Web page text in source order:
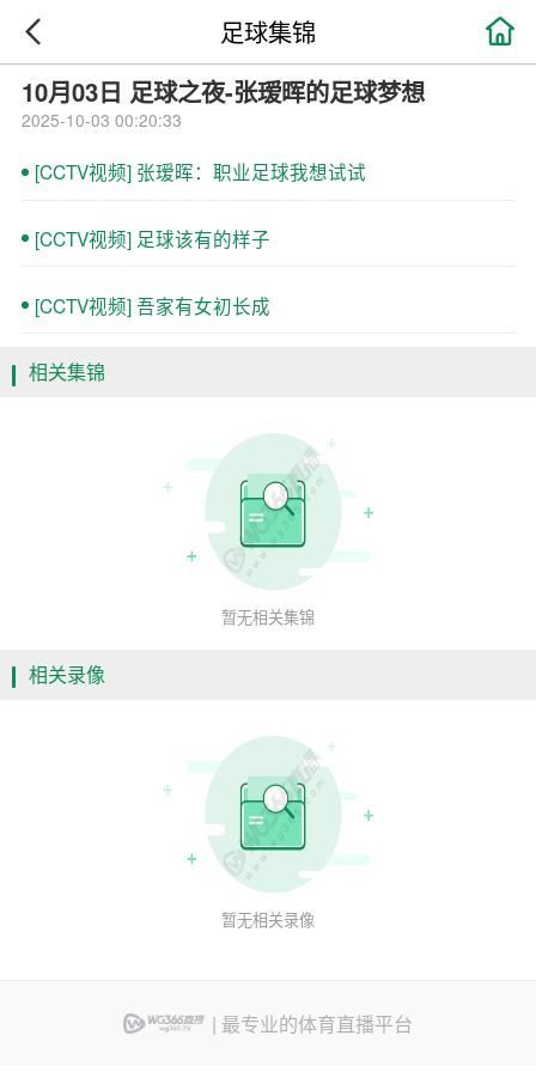

足球集锦
10月03日 足球之夜-张瑷晖的足球梦想
2025-10-03 00:20:33
[CCTV视频] 张瑷晖：职业足球我想试试
[CCTV视频] 足球该有的样子
[CCTV视频] 吾家有女初长成
相关集锦
暂无相关集锦
相关录像
暂无相关录像
| 最专业的体育直播平台